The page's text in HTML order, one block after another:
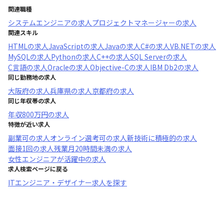
関連職種
システムエンジニアの求人プロジェクトマネージャーの求人
関連スキル
HTMLの求人JavaScriptの求人Javaの求人C#の求人VB.NETの求人
MySQLの求人Pythonの求人C++の求人SQL Serverの求人
C言語の求人Oracleの求人Objective-Cの求人IBM Db2の求人
同じ勤務地の求人
大阪府の求人兵庫県の求人京都府の求人
同じ年収帯の求人
年収800万円の求人
特徴が近い求人
副業可の求人オンライン選考可の求人新技術に積極的の求人
面接1回の求人残業月20時間未満の求人
女性エンジニアが活躍中の求人
求人検索ページに戻る
ITエンジニア・デザイナー求人を探す